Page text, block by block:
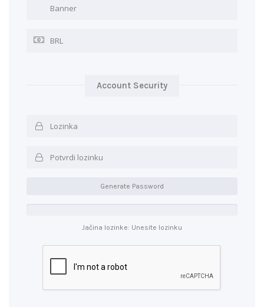
Account Security
Generate Password
Jačina lozinke: Unesite lozinku